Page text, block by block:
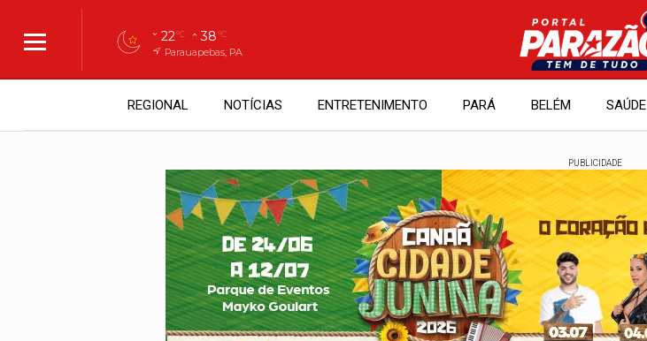
22°C 38°C
Parauapebas, PA
REGIONAL NOTÍCIAS ENTRETENIMENTO PARÁ BELÉM SAÚDE
PUBLICIDADE